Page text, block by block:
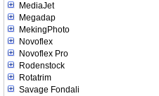
MediaJet
Megadap
MekingPhoto
Novoflex
Novoflex Pro
Rodenstock
Rotatrim
Savage Fondali